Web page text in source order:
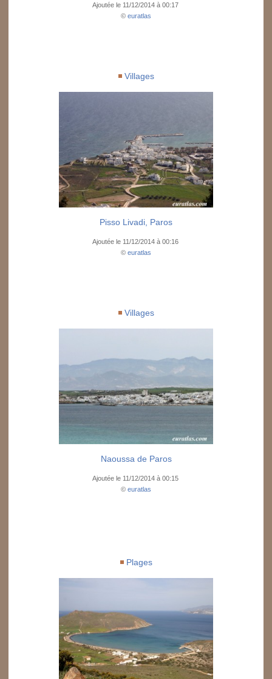
Ajoutée le 11/12/2014 à 00:17
© euratlas
Villages
Pisso Livadi, Paros
Ajoutée le 11/12/2014 à 00:16
© euratlas
Villages
Naoussa de Paros
Ajoutée le 11/12/2014 à 00:15
© euratlas
Plages